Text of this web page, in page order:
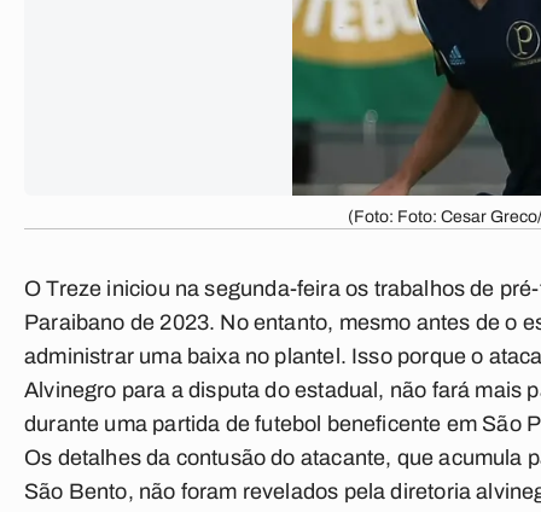
(Foto: Foto: Cesar
OTreze iniciou na segunda-feira os trabalhos de
Paraibano de 2023. No entanto, mesmo antes de o
administrar uma baixa no plantel. Isso porque o
Alvinegro para a disputa do estadual , não fará mais
durante uma partida defutebol beneficente em São
Os detalhes da contusão do atacante, que acumula
São Bento, não foram revelados pela diretoria